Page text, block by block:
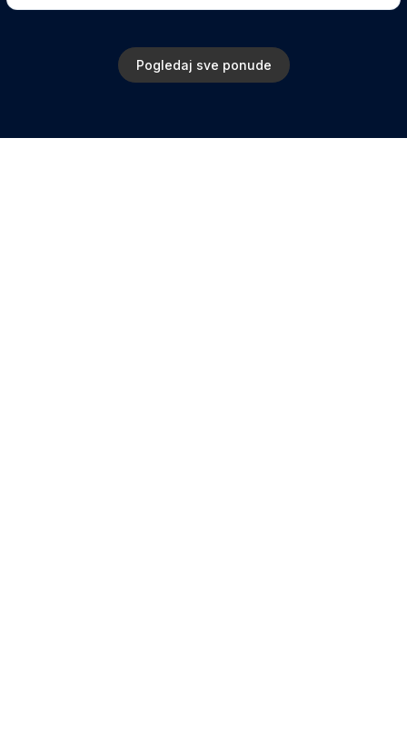
Pogledaj sve ponude